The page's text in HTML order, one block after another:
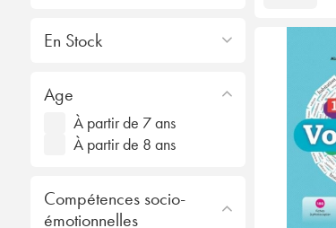
En Stock
Age
À partir de 7 ans
À partir de 8 ans
Compétences socio-
émotionnelles